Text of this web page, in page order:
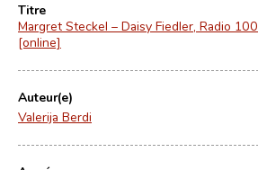
Titre
Margret Steckel – Daisy Fiedler, Radio
[online]
Auteur(e)
Valerija Berdi